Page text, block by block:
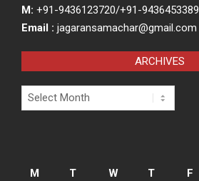
M: +91-9436123720/+91-9436453389
Email : jagaransamachar@gmail.com
ARCHIVES
Archives
M
T W T F